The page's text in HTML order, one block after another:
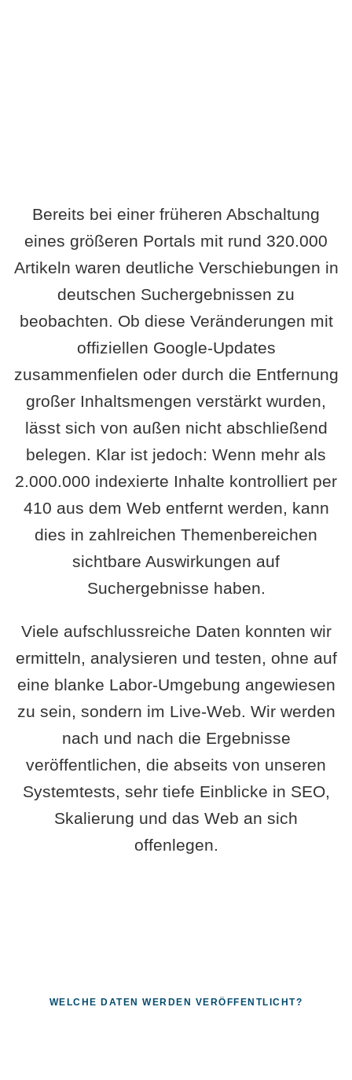
Bereits bei einer früheren Abschaltung
eines größeren Portals mit rund 320.000
Artikeln waren deutliche Verschiebungen in
deutschen Suchergebnissen zu
beobachten. Ob diese Veränderungen mit
offiziellen Google-Updates
zusammenfielen oder durch die Entfernung
großer Inhaltsmengen verstärkt wurden,
lässt sich von außen nicht abschließend
belegen. Klar ist jedoch: Wenn mehr als
2.000.000 indexierte Inhalte kontrolliert per
410 aus dem Web entfernt werden, kann
dies in zahlreichen Themenbereichen
sichtbare Auswirkungen auf
Suchergebnisse haben.
Viele aufschlussreiche Daten konnten wir
ermitteln, analysieren und testen, ohne auf
eine blanke Labor-Umgebung angewiesen
zu sein, sondern im Live-Web. Wir werden
nach und nach die Ergebnisse
veröffentlichen, die abseits von unseren
Systemtests, sehr tiefe Einblicke in SEO,
Skalierung und das Web an sich
offenlegen.
WELCHE DATEN WERDEN VERÖFFENTLICHT?